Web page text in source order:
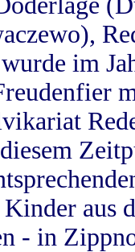
im
aus
- in